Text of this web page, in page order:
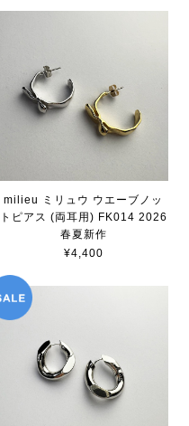
milieu ミリュウ ウエーブノッ
トピアス (両耳用) FK014 2026
春夏新作
¥4,400